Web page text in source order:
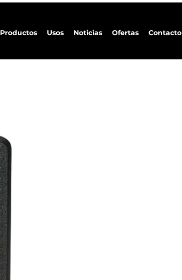
Productos Usos Noticias Ofertas Contacto